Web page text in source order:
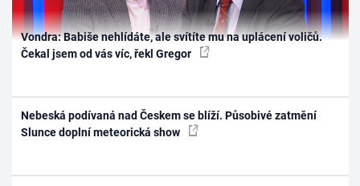
Vondra: Babiše nehlídáte, ale svítíte mu na uplácení voličů.
Čekal jsem od vás víc, řekl Gregor
Nebeská podívaná nad Českem se blíží. Působivé zatmění
Slunce doplní meteorická show